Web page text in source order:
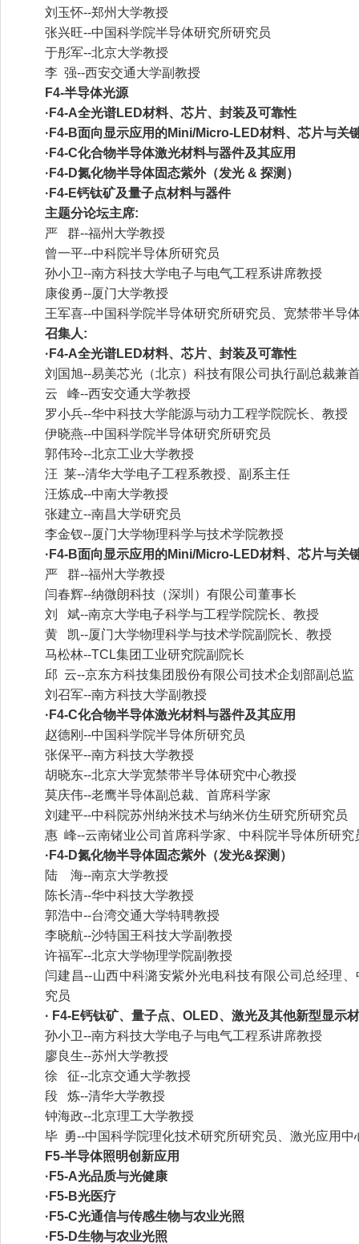
刘玉怀--郑州大学教授
张兴旺--中国科学院半导体研究所研究员
于彤军--北京大学教授
李 强--西安交通大学副教授
F4-半导体光源
·F4-A全光谱LED材料、芯片、封装及可靠性
·F4-B面向显示应用的Mini/Micro-LED材料、芯片与关
·F4-C化合物半导体激光材料与器件及其应用
·F4-D氮化物半导体固态紫外（发光 & 探测）
·F4-E钙钛矿及量子点材料与器件
主题分论坛主席:
严 群--福州大学教授
曾一平--中科院半导体所研究员
孙小卫--南方科技大学电子与电气工程系讲席教授
康俊勇--厦门大学教授
王军喜--中国科学院半导体研究所研究员、宽禁带半导
召集人:
·F4-A全光谱LED材料、芯片、封装及可靠性
刘国旭--易美芯光（北京）科技有限公司执行副总裁兼
云 峰--西安交通大学教授
罗小兵--华中科技大学能源与动力工程学院院长、教授
伊晓燕--中国科学院半导体研究所研究员
郭伟玲--北京工业大学教授
汪 莱--清华大学电子工程系教授、副系主任
汪炼成--中南大学教授
张建立--南昌大学研究员
李金钗--厦门大学物理科学与技术学院教授
·F4-B面向显示应用的Mini/Micro-LED材料、芯片与关
严 群--福州大学教授
闫春辉--纳微朗科技（深圳）有限公司董事长
刘 斌--南京大学电子科学与工程学院院长、教授
黄 凯--厦门大学物理科学与技术学院副院长、教授
马松林--TCL集团工业研究院副院长
邱 云--京东方科技集团股份有限公司技术企划部副总监
刘召军--南方科技大学副教授
·F4-C化合物半导体激光材料与器件及其应用
赵德刚--中国科学院半导体所研究员
张保平--南方科技大学教授
胡晓东--北京大学宽禁带半导体研究中心教授
莫庆伟--老鹰半导体副总裁、首席科学家
刘建平--中科院苏州纳米技术与纳米仿生研究所研究员
惠 峰--云南锗业公司首席科学家、中科院半导体所研究
·F4-D氮化物半导体固态紫外（发光&探测）
陆 海--南京大学教授
陈长清--华中科技大学教授
郭浩中--台湾交通大学特聘教授
李晓航--沙特国王科技大学副教授
许福军--北京大学物理学院副教授
闫建昌--山西中科潞安紫外光电科技有限公司总经理
究员
· F4-E钙钛矿、量子点、OLED、激光及其他新型显示
孙小卫--南方科技大学电子与电气工程系讲席教授
廖良生--苏州大学教授
徐 征--北京交通大学教授
段 炼--清华大学教授
钟海政--北京理工大学教授
毕 勇--中国科学院理化技术研究所研究员、激光应用中
F5-半导体照明创新应用
·F5-A光品质与光健康
·F5-B光医疗
·F5-C光通信与传感生物与农业光照
·F5-D生物与农业光照